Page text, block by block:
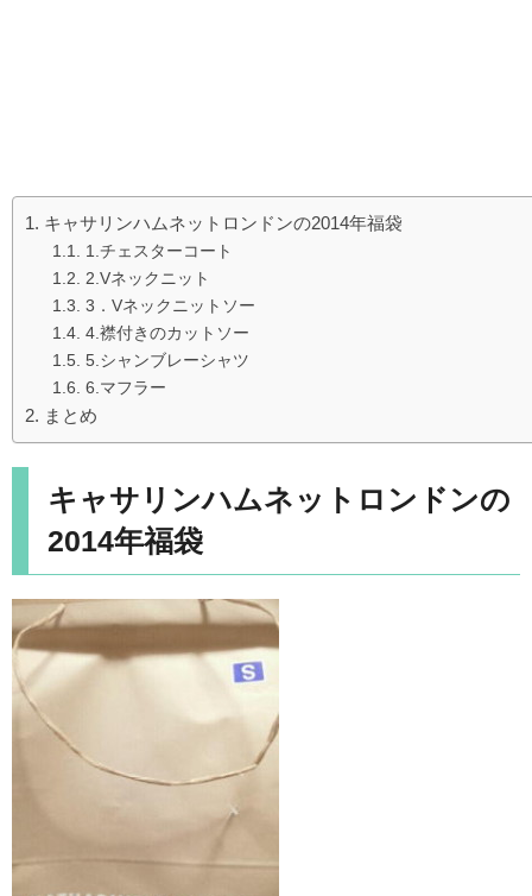
キャサリンハムネットロンドンの2014年福袋
1.チェスターコート
2.Vネックニット
3．Vネックニットソー
4.襟付きのカットソー
5.シャンブレーシャツ
6.マフラー
まとめ
キャサリンハムネットロンドンの
2014年福袋